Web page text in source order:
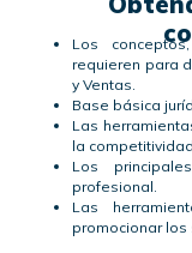
Los
requieren para
y Ventas.
Base básica
Las
la
Los
profesional.
Las
promocionar los